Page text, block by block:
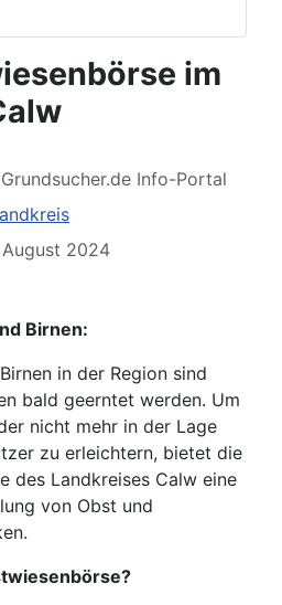
im
Grundsucher.de Info-Portal
2024
Birnen:
in der Region sind
bald geerntet werden. Um
nicht mehr in der Lage
zu erleichtern, bietet die
des Landkreises Calw eine
von Obst und